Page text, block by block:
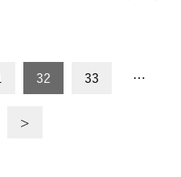
32 33 …
>